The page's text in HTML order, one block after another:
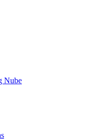
Nube